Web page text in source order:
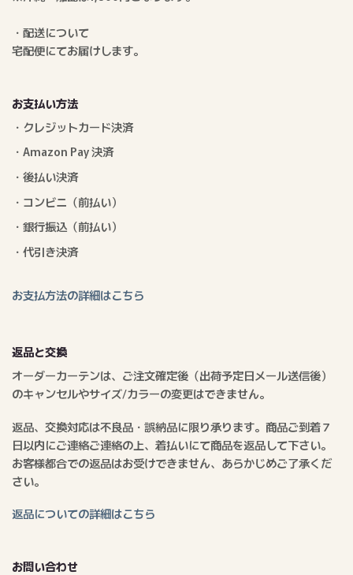
・配送について
宅配便にてお届けします。
お支払い方法
・クレジットカード決済
・Amazon Pay 決済
・後払い決済
・コンビニ（前払い）
・銀行振込（前払い）
・代引き決済
お支払方法の詳細はこちら
返品と交換
オーダーカーテンは、ご注文確定後（出荷予定日メール送信後）
のキャンセルやサイズ/カラーの変更はできません。
返品、交換対応は不良品・誤納品に限り承ります。商品ご到着７
日以内にご連絡ご連絡の上、着払いにて商品を返品して下さい。
お客様都合での返品はお受けできません、あらかじめご了承くだ
さい。
返品についての詳細はこちら
お問い合わせ